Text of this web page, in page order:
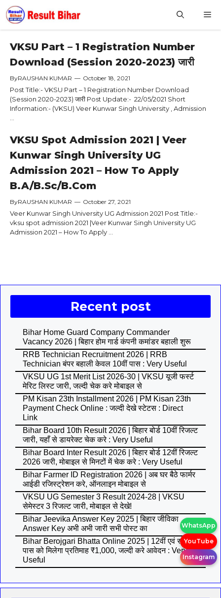
Skip
to
content
VKSU Part – 1 Registration Number
Download (Session 2020-2023) जारी
ByRAUSHAN KUMAR — October 18, 2021
Post Title:- VKSU Part – 1 Registration Number Download
(Session 2020-2023) जारी Post Update:- 22/05/2021 Short
Information:- (VKSU) Veer Kunwar Singh University , Admission
VKSU Spot Admission 2021 | Veer
Kunwar Singh University UG
Admission 2021 – How To Apply
B.A/B.Sc/B.Com
ByRAUSHAN KUMAR — October 27, 2021
Veer Kunwar Singh University UG Admission 2021 Post Title:-
vksu spot admission 2021 |Veer Kunwar Singh University UG
Admission 2021 – How To Apply ...
Recent post
Bihar Home Guard Company Commander
Vacancy 2026 | बिहार होम गार्ड कंपनी कमांडर बहाली शुरू
RRB Technician Recruitment 2026 | RRB
Technician बंपर बहाली केवल 10वीं पास : Very Useful
VKSU UG 1st Merit List 2026-30 | VKSU यूजी फर्स्ट
मेरिट लिस्ट जारी, जल्दी चेक करे मोबाइल से
PM Kisan 23th Installment 2026 | PM Kisan 23th
Payment Check Online : जल्दी देखे स्टेटस : Direct
Link
Bihar Board 10th Result 2026 | बिहार बोर्ड 10वीं रिजल्ट
जारी, यहाँ से डायरेक्ट चेक करे : Very Useful
Bihar Board Inter Result 2026 | बिहार बोर्ड 12वीं रिजल्ट
2026 जारी, मोबाइल से मिनटों में चेक करे : Very Useful
Bihar Farmer ID Registration 2026 | अब घर बैठे फार्मर
आईडी रजिस्ट्रेशन करे, ऑनलाइन मोबाइल से
VKSU UG Semester 3 Result 2024-28 | VKSU
सेमेस्टर 3 रिजल्ट जारी, मोबाइल से देखे!
Bihar Jeevika Answer Key 2025 | बिहार जीविका
Answer Key अभी अभी जारी सभी पोस्ट का
Bihar Berojgari Bhatta Online 2025 | 12वीं एवं स्नातक
पास को मिलेगा प्रतिमाह ₹1,000, जल्दी करे आवेदन : Very
Useful
WhatsApp
YouTube
Instagram